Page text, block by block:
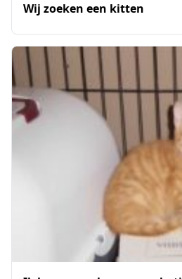
Wij zoeken een kitten